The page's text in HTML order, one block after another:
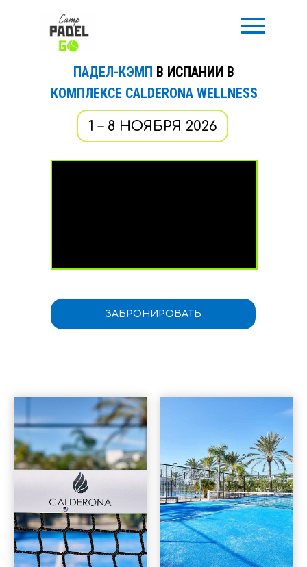
ПАДЕЛ-КЭМП В ИСПАНИИ В
КОМПЛЕКСЕ CALDERONA WELLNESS
1 – 8 НОЯБРЯ 2026
ЗАБРОНИРОВАТЬ